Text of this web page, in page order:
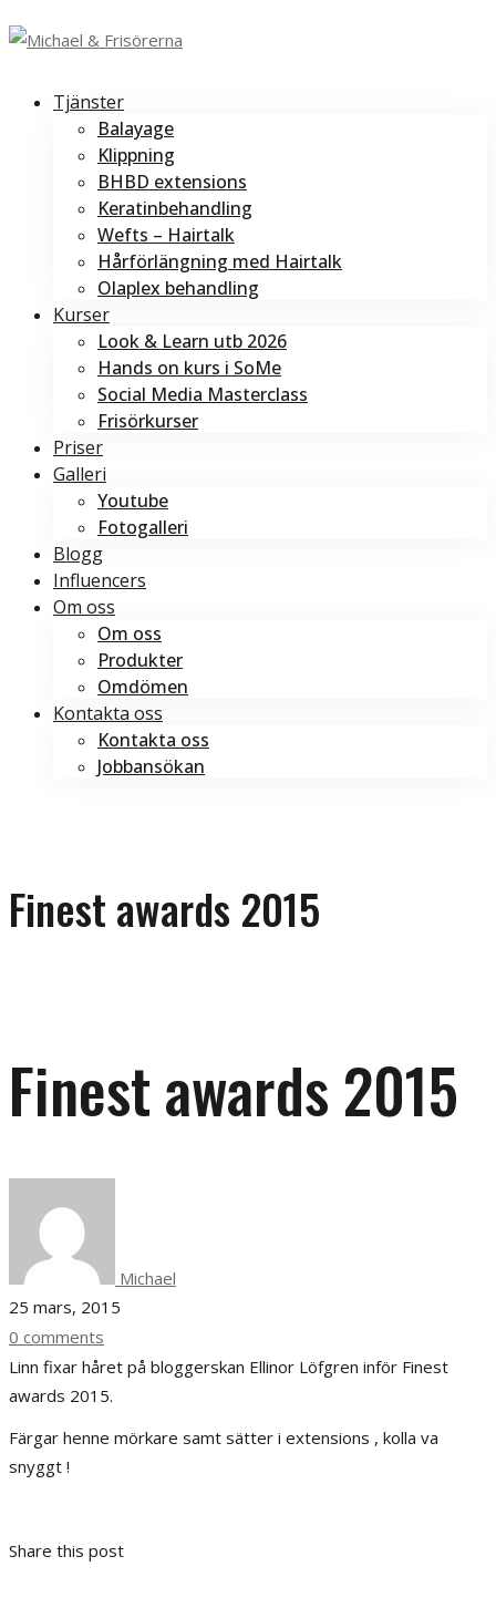
Tjänster
Balayage
Klippning
BHBD extensions
Keratinbehandling
Wefts – Hairtalk
Hårförlängning med Hairtalk
Olaplex behandling
Kurser
Look & Learn utb 2026
Hands on kurs i SoMe
Social Media Masterclass
Frisörkurser
Priser
Galleri
Youtube
Fotogalleri
Blogg
Influencers
Om oss
Om oss
Produkter
Omdömen
Kontakta oss
Kontakta oss
Jobbansökan
Finest awards 2015
Finest awards 2015
Michael
25 mars, 2015
0 comments
Linn fixar håret på bloggerskan Ellinor Löfgren inför Finest
awards 2015 .
Färgar henne mörkare samt sätter i extensions , kolla va
snyggt !
Share this post